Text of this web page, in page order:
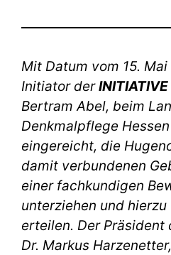
Mit Datum vom 15.
Initiator derINITIATIVE
Bertram Abel, beim
Denkmalpflege
eingereicht, die
damit verbundenen
einer fachkundigen
unterziehen und
erteilen. Der Präsident
Dr. Markus